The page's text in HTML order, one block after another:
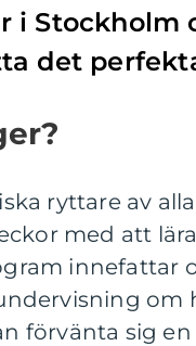
i Stockholm
det
ryttare av
med att
innefattar
om
förvänta sig